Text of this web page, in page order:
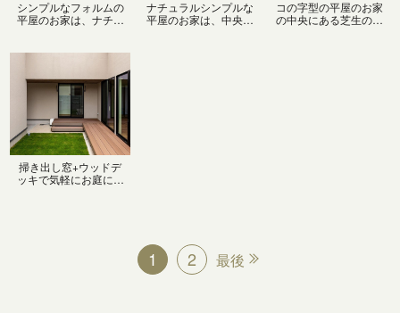
シンプルなフォルムの
平屋のお家は、ナチュ
ルバリウムの部分使い
でシックな印象に！植
栽のグリーンは外観に
彩りを与えつつ、窓の
前に植えることで室内
から緑を楽しんだり外
部の視線を遮ったりと
良いことづくし◎
ナチュラルシンプルな
平屋のお家は、中央の
コの字型の平屋のお家
の中央にある芝生の美
掃き出し窓+ウッドデ
ッキで気軽にお庭に出
1 2 最後